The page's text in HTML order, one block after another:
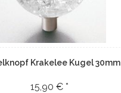
Krakelee Kugel 30mm
15,90 € *